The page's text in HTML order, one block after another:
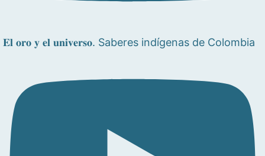
𝐄𝐥 𝐨𝐫𝐨 𝐲 𝐞𝐥 𝐮𝐧𝐢𝐯𝐞𝐫𝐬𝐨. Saberes indígenas de Colombia